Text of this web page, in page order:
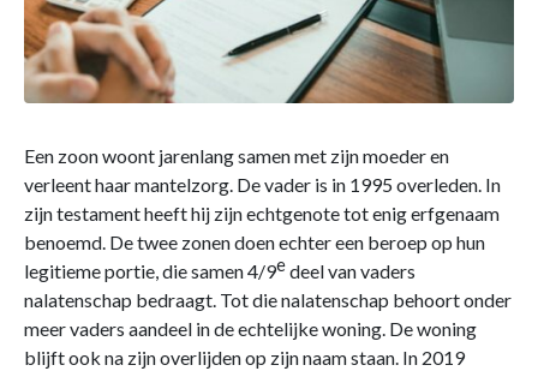
Een zoon woont jarenlang samen met zijn moeder en
verleent haar mantelzorg. De vader is in 1995 overleden. In
zijn testament heeft hij zijn echtgenote tot enig erfgenaam
benoemd. De twee zonen doen echter een beroep op hun
legitieme portie, die samen 4/9edeel van vaders
nalatenschap bedraagt. Tot die nalatenschap behoort onder
meer vaders aandeel in de echtelijke woning. De woning
blijft ook na zijn overlijden op zijn naam staan. In 2019